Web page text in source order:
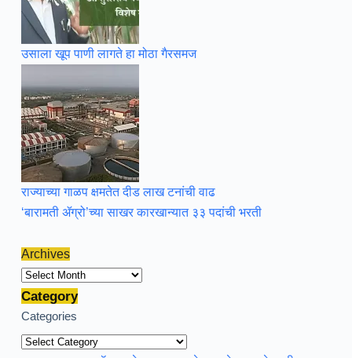
उसाला खूप पाणी लागते हा मोठा गैरसमज
राज्याच्या गाळप क्षमतेत दीड लाख टनांची वाढ
‘बारामती ॲग्रो’च्या साखर कारखान्यात ३३ पदांची भरती
Archives
Archives
Category
Categories